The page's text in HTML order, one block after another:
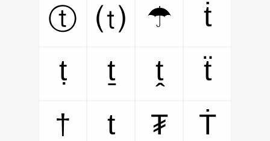
ⓣ ⒯ ☂
ṫ
ṭ
ṯ ṱ
ẗ
†
t ₮
Ṫ